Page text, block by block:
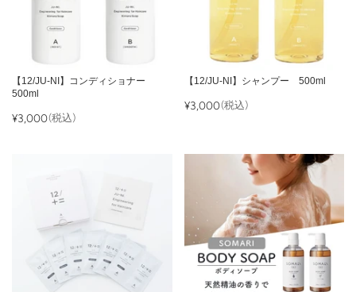
【12/JU-NI】コンディショナー
500ml
¥3,000(税込)
【12/JU-NI】シャンプー 500ml
¥3,000(税込)